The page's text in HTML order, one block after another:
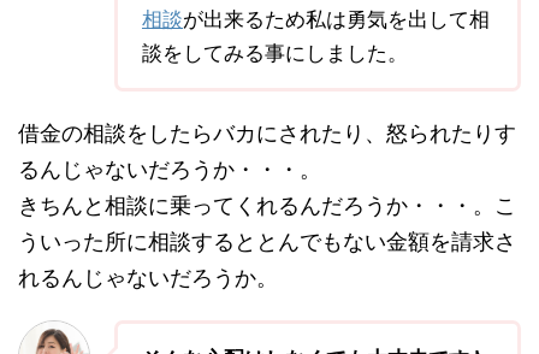
相談が出来るため私は勇気を出して相
談をしてみる事にしました。
借金の相談をしたらバカにされたり、怒られたりす
るんじゃないだろうか・・・。
きちんと相談に乗ってくれるんだろうか・・・。こ
ういった所に相談するととんでもない金額を請求さ
れるんじゃないだろうか。